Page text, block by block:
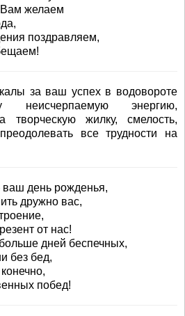
Вам желаем
поздравляем,
за ваш успех в водовороте
энергию,
творческую жилку, смелость,
все трудности на
день рожденья,
дружно вас,
от нас!
дней беспечных,
без бед,
побед!